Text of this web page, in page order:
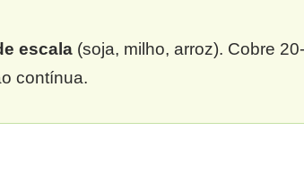
escala (soja, milho, arroz). Cobre
contínua.